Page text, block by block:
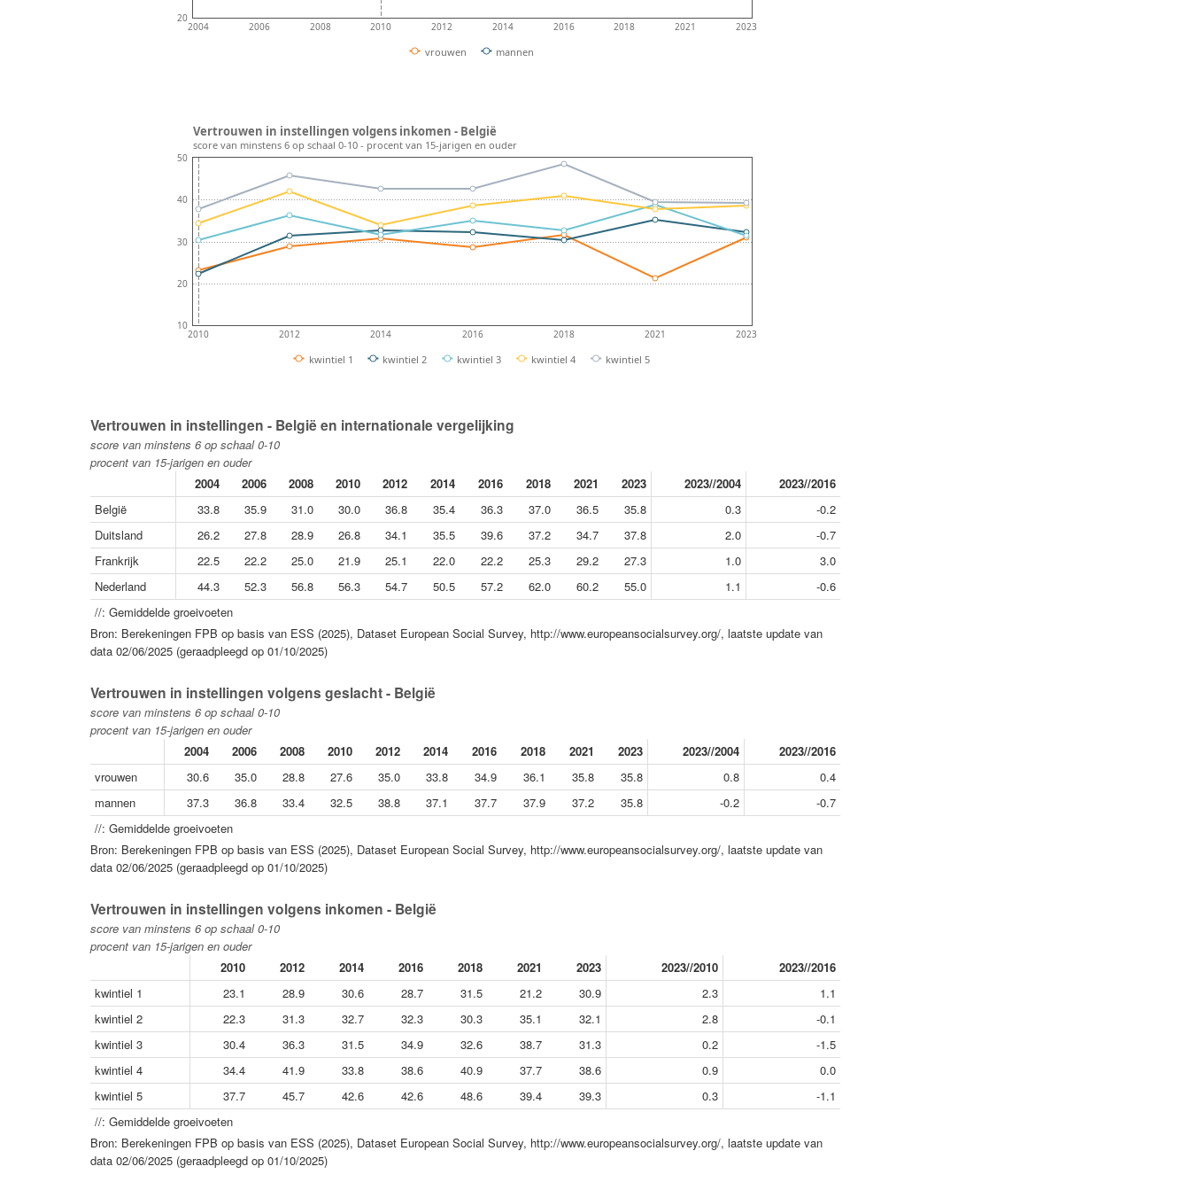
2004 2006 2008 2010 2012 2014 2016 2018 2021 2023
20
vrouwen mannen
2010 2012 2014 2016 2018 2021 2023
10
20
30
40
50
kwintiel 1 kwintiel 2 kwintiel 3 kwintiel 4 kwintiel 5
Vertrouwen in instellingen volgens inkomen - België
score van minstens 6 op schaal 0-10 - procent van 15-jarigen en ouder
Vertrouwen in instellingen - België en internationale vergelijking
score van minstens 6 op schaal 0-10
procent van 15-jarigen en ouder
2004
2006 2008 2010 2012 2014 2016 2018 2021 2023 2023//2004
2023//2016
België
33.8 35.9 31.0 30.0 36.8 35.4 36.3 37.0 36.5 35.8 0.3
-0.2
Duitsland
26.2 27.8 28.9 26.8 34.1 35.5 39.6 37.2 34.7 37.8 2.0
-0.7
Frankrijk
22.5 22.2 25.0 21.9 25.1 22.0 22.2 25.3 29.2 27.3 1.0
3.0
Nederland
44.3 52.3 56.8 56.3 54.7 50.5 57.2 62.0 60.2 55.0 1.1
-0.6
//: Gemiddelde groeivoeten
Bron: Berekeningen FPB op basis van ESS (2025), Dataset European Social Survey, http://www.europeansocialsurvey.org/, laatste update van
data 02/06/2025 (geraadpleegd op 01/10/2025)
Vertrouwen in instellingen volgens geslacht - België
score van minstens 6 op schaal 0-10
procent van 15-jarigen en ouder
2004
2006 2008 2010 2012 2014 2016 2018 2021 2023 2023//2004
2023//2016
vrouwen
30.6 35.0 28.8 27.6 35.0 33.8 34.9 36.1 35.8 35.8 0.8
0.4
mannen
37.3 36.8 33.4 32.5 38.8 37.1 37.7 37.9 37.2 35.8 -0.2
-0.7
//: Gemiddelde groeivoeten
Bron: Berekeningen FPB op basis van ESS (2025), Dataset European Social Survey, http://www.europeansocialsurvey.org/, laatste update van
data 02/06/2025 (geraadpleegd op 01/10/2025)
Vertrouwen in instellingen volgens inkomen - België
score van minstens 6 op schaal 0-10
procent van 15-jarigen en ouder
2010
2012 2014 2016 2018 2021 2023 2023//2010
2023//2016
kwintiel 1
23.1 28.9 30.6 28.7 31.5 21.2 30.9 2.3
1.1
kwintiel 2
22.3 31.3 32.7 32.3 30.3 35.1 32.1 2.8
-0.1
kwintiel 3
30.4 36.3 31.5 34.9 32.6 38.7 31.3 0.2
-1.5
kwintiel 4
34.4 41.9 33.8 38.6 40.9 37.7 38.6 0.9
0.0
kwintiel 5
37.7 45.7 42.6 42.6 48.6 39.4 39.3 0.3
-1.1
//: Gemiddelde groeivoeten
Bron: Berekeningen FPB op basis van ESS (2025), Dataset European Social Survey, http://www.europeansocialsurvey.org/, laatste update van
data 02/06/2025 (geraadpleegd op 01/10/2025)